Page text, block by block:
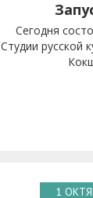
Сегодня
Студии русской
1